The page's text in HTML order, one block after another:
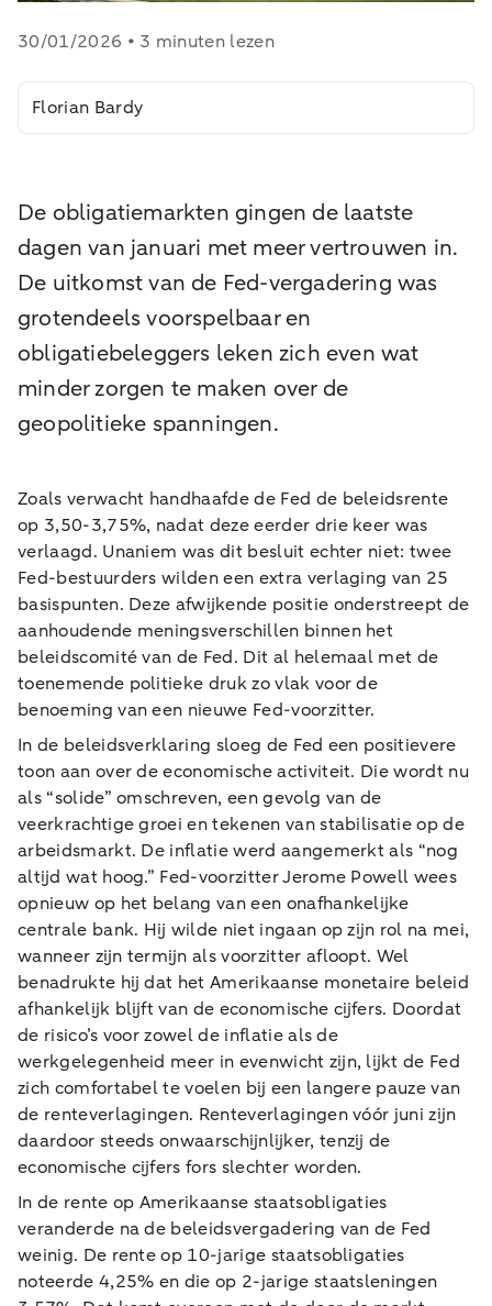
30/01/2026 • 3 minuten lezen
Florian Bardy
De obligatiemarkten gingen de laatste
dagen van januari met meer vertrouwen in.
De uitkomst van de Fed-vergadering was
grotendeels voorspelbaar en
obligatiebeleggers leken zich even wat
minder zorgen te maken over de
geopolitieke spanningen.
Zoals verwacht handhaafde de Fed de beleidsrente
op 3,50-3,75%, nadat deze eerder drie keer was
verlaagd. Unaniem was dit besluit echter niet: twee
Fed-bestuurders wilden een extra verlaging van 25
basispunten. Deze afwijkende positie onderstreept de
aanhoudende meningsverschillen binnen het
beleidscomité van de Fed. Dit al helemaal met de
toenemende politieke druk zo vlak voor de
benoeming van een nieuwe Fed-voorzitter.
In de beleidsverklaring sloeg de Fed een positievere
toon aan over de economische activiteit. Die wordt nu
als “solide” omschreven, een gevolg van de
veerkrachtige groei en tekenen van stabilisatie op de
arbeidsmarkt. De inflatie werd aangemerkt als “nog
altijd wat hoog.” Fed-voorzitter Jerome Powell wees
opnieuw op het belang van een onafhankelijke
centrale bank. Hij wilde niet ingaan op zijn rol na mei,
wanneer zijn termijn als voorzitter afloopt. Wel
benadrukte hij dat het Amerikaanse monetaire beleid
afhankelijk blijft van de economische cijfers. Doordat
de risico’s voor zowel de inflatie als de
werkgelegenheid meer in evenwicht zijn, lijkt de Fed
zich comfortabel te voelen bij een langere pauze van
de renteverlagingen. Renteverlagingen vóór juni zijn
daardoor steeds onwaarschijnlijker, tenzij de
economische cijfers fors slechter worden.
In de rente op Amerikaanse staatsobligaties
veranderde na de beleidsvergadering van de Fed
weinig. De rente op 10-jarige staatsobligaties
noteerde 4,25% en die op 2-jarige staatsleningen